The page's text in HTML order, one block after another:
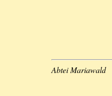
Abtei Mariawald